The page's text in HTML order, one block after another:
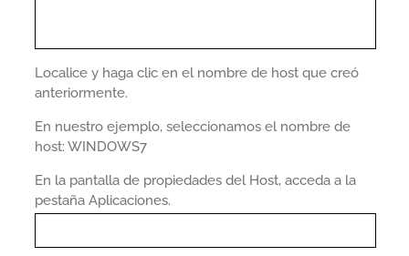
Localice y haga clic en el nombre de host que creó
anteriormente.
En nuestro ejemplo, seleccionamos el nombre de
host: WINDOWS7
En la pantalla de propiedades del Host, acceda a la
pestaña Aplicaciones.